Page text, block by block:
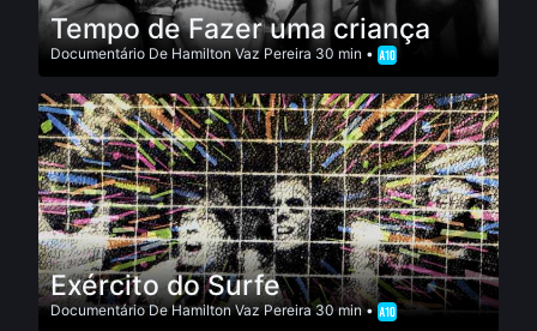
Tempo de Fazer uma criança
Documentário De Hamilton Vaz Pereira 30 min •
Exército do Surfe
DocumentárioDeHamilton Vaz Pereira30 min •